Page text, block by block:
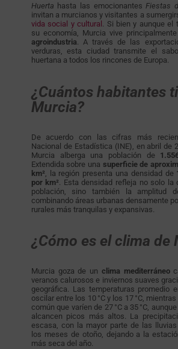
Huerta hasta las emocionantesFiestas
invitan a murcianos y visitantes a
vida social y cultural . Si bien y aunque el
su economía, Murcia vive
agroindustria. A través de las
verduras, esta ciudad transmite el
huertana a todos los rincones de Europa.
¿Cuántos habitantes
Murcia?
De acuerdo con las cifras más
Nacional de Estadística (INE), en abril de
Murcia alberga una población de
Extendida sobre una superficie de
km² , la región presenta una densidad de
por km² . Esta densidad refleja no solo
población, sino también la amplitud
combinando áreas urbanas densamente
rurales más tranquilas y expansivas.
¿Cómo es el clima de
Murcia goza de un clima mediterráneo
veranos calurosos e inviernos suaves
geográfica. Las temperaturas promedio
oscilar entre los 10 °C y los 17 °C,
común que varíen de 27 °C a 35 °C,
alcancen picos más altos. La
escasa, con la mayor parte de las
los meses de otoño, dejando a la
más seca del año.